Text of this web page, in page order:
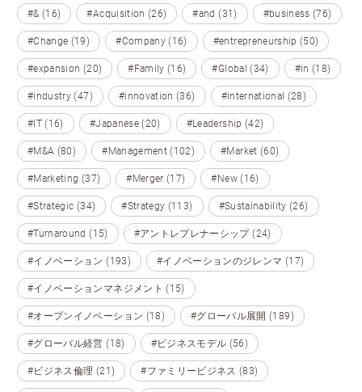
#& (16) #Acquisition (26) #and (31) #business (76)
#Change (19) #Company (16) #entrepreneurship (50)
#expansion (20) #Family (16) #Global (34) #in (18)
#industry (47) #innovation (36) #international (28)
#IT (16) #Japanese (20) #Leadership (42)
#M&A (80) #Management (102) #Market (60)
#Marketing (37) #Merger (17) #New (16)
#Strategic (34) #Strategy (113) #Sustainability (26)
#Turnaround (15) #アントレプレナーシップ (24)
#イノベーション (193) #イノベーションのジレンマ (17)
#イノベーションマネジメント (15)
#オープンイノベーション (18) #グローバル展開 (189)
#グローバル経営 (18) #ビジネスモデル (56)
#ビジネス倫理 (21) #ファミリービジネス (83)